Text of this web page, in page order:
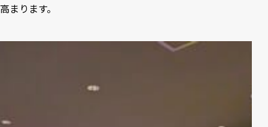
高まります。